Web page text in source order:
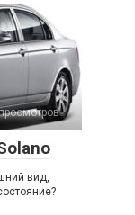
вид,